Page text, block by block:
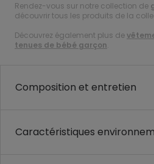
Rendez-vous sur notre collection de
découvrir tous les produits de la
Découvrez également plus de
tenues de bébé garçon.
Composition et entretien
Caractéristiques